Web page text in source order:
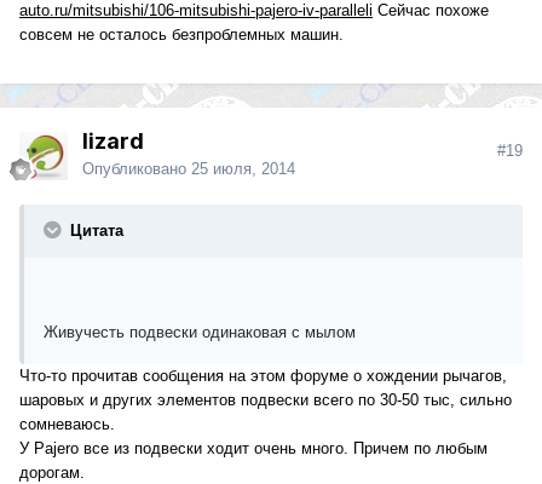
auto.ru/mitsubishi/106-mitsubishi-pajero-iv-paralleli Сейчас похоже
совсем не осталось безпроблемных машин.
lizard
Опубликовано 25 июля, 2014
#19
Цитата
Живучесть подвески одинаковая с мылом
Что-то прочитав сообщения на этом форуме о хождении рычагов,
шаровых и других элементов подвески всего по 30-50 тыс, сильно
сомневаюсь.
У Pajero все из подвески ходит очень много. Причем по любым
дорогам.